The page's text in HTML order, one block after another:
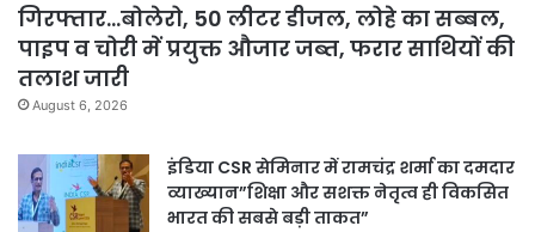
गिरफ्तार…बोलेरो, 50 लीटर डीजल, लोहे का सब्बल,
पाइप व चोरी में प्रयुक्त औजार जब्त, फरार साथियों की
तलाश जारी
August 6, 2026
इंडिया CSR सेमिनार में रामचंद्र शर्मा का दमदार
व्याख्यान”शिक्षा और सशक्त नेतृत्व ही विकसित
भारत की सबसे बड़ी ताकत”